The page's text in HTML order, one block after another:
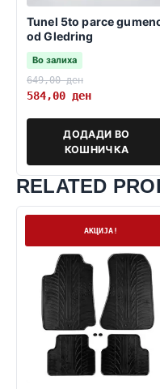
Tunel 5to parce
od Gledring
Во залиха
649,00ден
584,00 ден
ДОДАДИ ВО
КОШНИЧКА
RELATED
АКЦИЈА!